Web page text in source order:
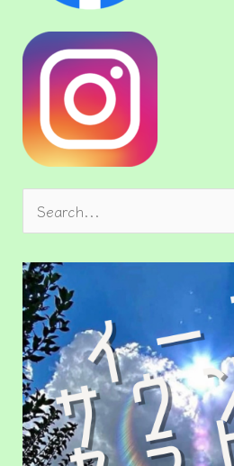
対
象
: